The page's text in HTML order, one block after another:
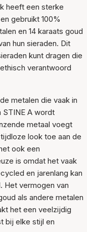
heeft een sterke
gebruikt 100%
en 14 karaats goud
hun sieraden. Dit
kunt dragen die
verantwoord
metalen die vaak in
A wordt
metaal voegt
look toe aan de
ook een
is omdat het vaak
en jarenlang kan
Het vermogen van
als andere metalen
het een veelzijdig
bij elke stijl en